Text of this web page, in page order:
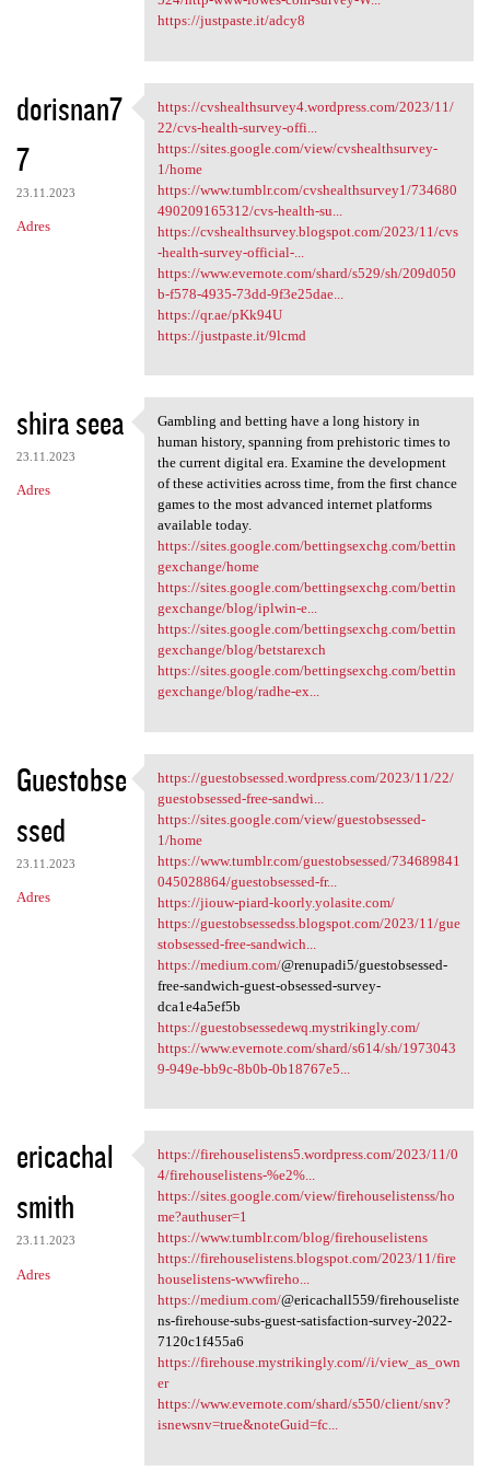
https://justpaste.it/adcy8
dorisnan7
7
23.11.2023
Adres
https://cvshealthsurvey4
https://cvshealthsurvey4.wordpress.com/2023/11/
22/cvs-health-survey-offi...
https://sites.google.com/view/cvshealthsurvey-
1/home
https://www.tumblr.com/cvshealthsurvey1/734680
490209165312/cvs-health-su...
https://cvshealthsurvey.blogspot.com/2023/11/cvs
-health-survey-official-...
https://www.evernote.com/shard/s529/sh/209d050
b-f578-4935-73dd-9f3e25dae...
https://qr.ae/pKk94U
https://justpaste.it/9lcmd
shira seea
23.11.2023
Adres
Gambling and betting have a
Gambling and betting have a long history in
human history, spanning from prehistoric times to
the current digital era. Examine the development
of these activities across time, from the first chance
games to the most advanced internet platforms
available today.
https://sites.google.com/bettingsexchg.com/bettin
gexchange/home
https://sites.google.com/bettingsexchg.com/bettin
gexchange/blog/iplwin-e...
https://sites.google.com/bettingsexchg.com/bettin
gexchange/blog/betstarexch
https://sites.google.com/bettingsexchg.com/bettin
gexchange/blog/radhe-ex...
Guestobse
ssed
23.11.2023
Adres
https://guestobsessed
https://guestobsessed.wordpress.com/2023/11/22/
guestobsessed-free-sandwi...
https://sites.google.com/view/guestobsessed-
1/home
https://www.tumblr.com/guestobsessed/734689841
045028864/guestobsessed-fr...
https://jiouw-piard-koorly.yolasite.com/
https://guestobsessedss.blogspot.com/2023/11/gue
stobsessed-free-sandwich...
https://medium.com/@renupadi5/guestobsessed-
free-sandwich-guest-obsessed-survey-
dca1e4a5ef5b
https://guestobsessedewq.mystrikingly.com/
https://www.evernote.com/shard/s614/sh/1973043
9-949e-bb9c-8b0b-0b18767e5...
ericachal
smith
23.11.2023
Adres
https://firehouselistens5
https://firehouselistens5.wordpress.com/2023/11/0
4/firehouselistens-%e2%...
https://sites.google.com/view/firehouselistenss/ho
me?authuser=1
https://www.tumblr.com/blog/firehouselistens
https://firehouselistens.blogspot.com/2023/11/fire
houselistens-wwwfireho...
https://medium.com/@ericachall559/firehouseliste
ns-firehouse-subs-guest-satisfaction-survey-2022-
7120c1f455a6
https://firehouse.mystrikingly.com//i/view_as_own
er
https://www.evernote.com/shard/s550/client/snv?
isnewsnv=true&noteGuid=fc...